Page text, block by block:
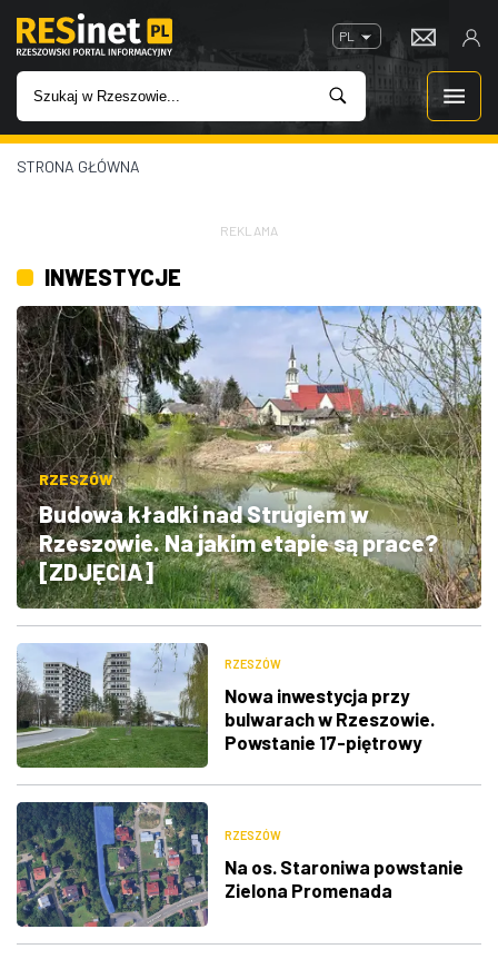
PL
WIADOMOŚCI
IMPREZY
ROZRYWKA
W KINACH
GASTRONOMIA
ZDJĘCIA
W RZESZOWIE
STRONA GŁÓWNA
REKLAMA
INWESTYCJE
RZESZÓW
Budowa kładki nad Strugiem w
Rzeszowie. Na jakim etapie są prace?
[ZDJĘCIA]
RZESZÓW
Nowa inwestycja przy
bulwarach w Rzeszowie.
Powstanie 17-piętrowy
RZESZÓW
Na os. Staroniwa powstanie
Zielona Promenada